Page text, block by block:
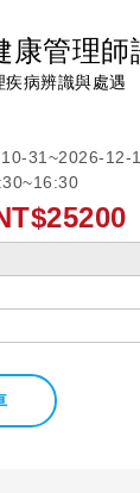
康管理師
病辨識與處遇
31~2026-12-